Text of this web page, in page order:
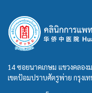
14 ซอยนาคเกษม แขวงคลอง
เขตป้อมปราบศัตรูพ่าย กรุงเ